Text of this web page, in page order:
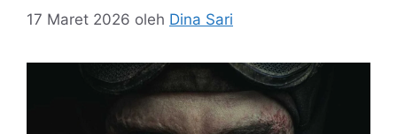
17 Maret 2026 oleh Dina Sari